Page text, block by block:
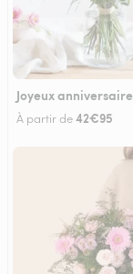
Joyeux anniversaire
À partir de42€95